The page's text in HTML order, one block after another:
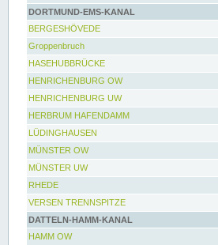
DORTMUND-EMS-KANAL
BERGESHÖVEDE
Groppenbruch
HASEHUBBRÜCKE
HENRICHENBURG OW
HENRICHENBURG UW
HERBRUM HAFENDAMM
LÜDINGHAUSEN
MÜNSTER OW
MÜNSTER UW
RHEDE
VERSEN TRENNSPITZE
DATTELN-HAMM-KANAL
HAMM OW